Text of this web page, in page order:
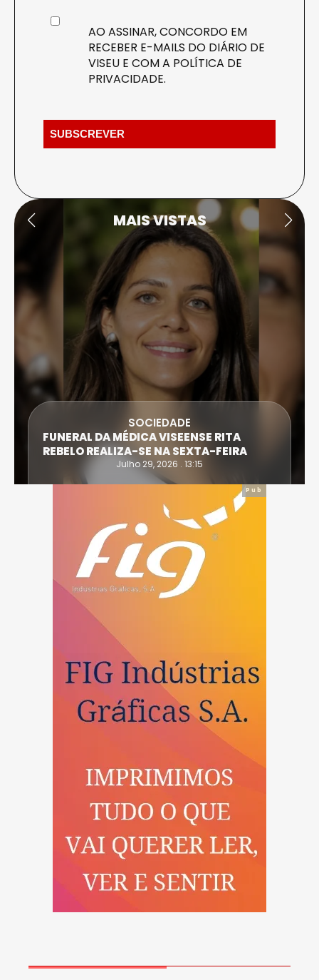
AO ASSINAR, CONCORDO EM
RECEBER E-MAILS DO DIÁRIO DE
VISEU E COM A POLÍTICA DE
PRIVACIDADE.
MAIS VISTAS
SOCIEDADE
FUNERAL DA MÉDICA VISEENSE RITA
REBELO REALIZA-SE NA SEXTA-FEIRA
Julho 29, 2026 . 13:15
Pub